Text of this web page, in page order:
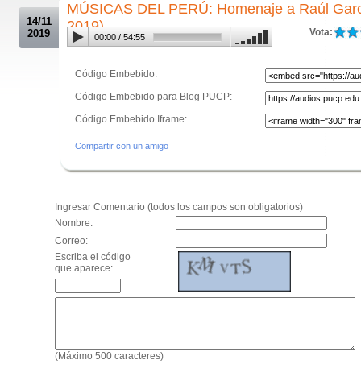
14/11
2019
MÚSICAS DEL PERÚ: Homenaje a Raúl
2019)
Vota:
00:00 / 54:55
Código Embebido:
Código Embebido para Blog PUCP:
Código Embebido Iframe:
Compartir con un amigo
Ingresar Comentario (todos los campos son obligatorios)
Nombre:
Correo:
Escriba el código
que aparece:
(Máximo 500 caracteres)